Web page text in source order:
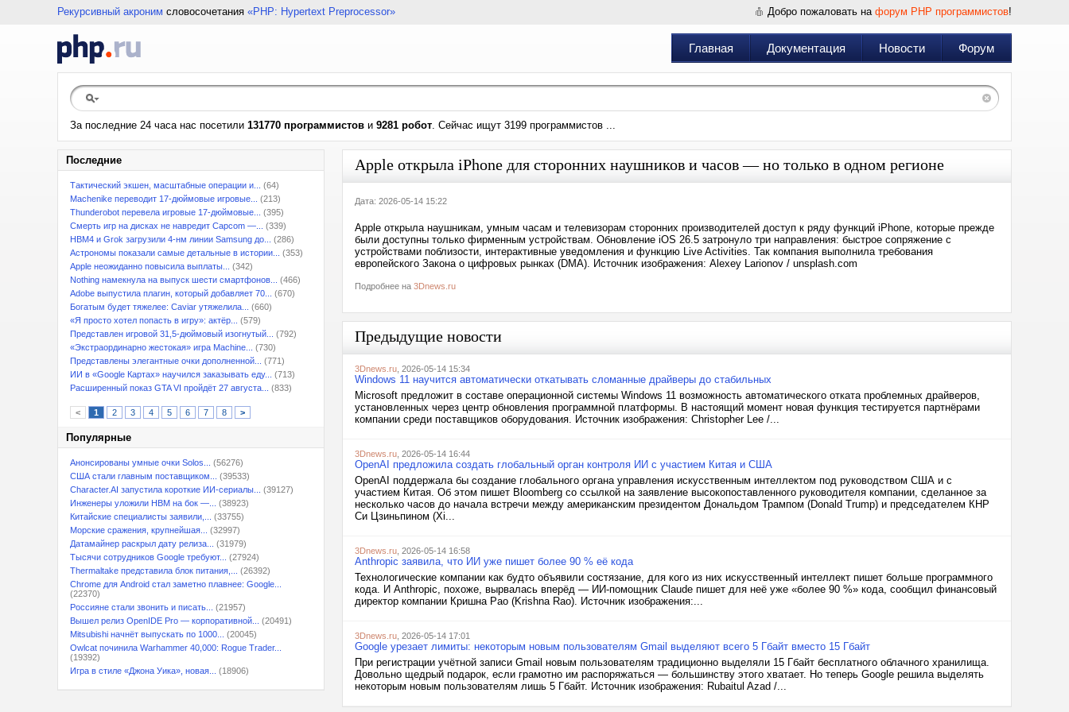
Рекурсивный акроним словосочетания «PHP: Hypertext Preprocessor» Добро пожаловать на форум PHP программистов!
Главная Документация Новости Форум
За последние 24 часа нас посетили 131770 программистов и 9281 робот. Сейчас ищут 3199 программистов ...
Последние
Тактический экшен, масштабные операции и...
(64)
Machenike переводит 17-дюймовые игровые...
(213)
Thunderobot перевела игровые 17-дюймовые...
(395)
Смерть игр на дисках не навредит Capcom —...
(339)
HBM4 и Grok загрузили 4-нм линии Samsung до...
(286)
Астрономы показали самые детальные в истории...
(353)
Apple неожиданно повысила выплаты...
(342)
Nothing намекнула на выпуск шести смартфонов...
(466)
Adobe выпустила плагин, который добавляет 70...
(670)
Богатым будет тяжелее: Caviar утяжелила...
(660)
«Я просто хотел попасть в игру»: актёр...
(579)
Представлен игровой 31,5-дюймовый изогнутый...
(792)
«Экстраординарно жестокая» игра Machine...
(730)
Представлены элегантные очки дополненной...
(771)
ИИ в «Google Картах» научился заказывать еду...
(713)
Расширенный показ GTA VI пройдёт 27 августа...
(833)
< 1 2 3 4 5 6 7 8 >
Популярные
Анонсированы умные очки Solos...
(56276)
США стали главным поставщиком...
(39533)
Character.AI запустила короткие ИИ-сериалы...
(39127)
Инженеры уложили HBM на бок —...
(38923)
Китайские специалисты заявили,...
(33755)
Морские сражения, крупнейшая...
(32997)
Датамайнер раскрыл дату релиза...
(31979)
Тысячи сотрудников Google требуют...
(27924)
Thermaltake представила блок питания,...
(26392)
Chrome для Android стал заметно плавнее: Google...
(22370)
Россияне стали звонить и писать...
(21957)
Вышел релиз OpenIDE Pro — корпоративной...
(20491)
Mitsubishi начнёт выпускать по 1000...
(20045)
Owlcat починила Warhammer 40,000: Rogue Trader...
(19392)
Игра в стиле «Джона Уика», новая...
(18906)
Apple открыла iPhone для сторонних наушников и часов — но только в одном регионе
Дата: 2026-05-14 15:22
Apple открыла наушникам, умным часам и телевизорам сторонних производителей доступ к ряду функций iPhone, которые прежде
были доступны только фирменным устройствам. Обновление iOS 26.5 затронуло три направления: быстрое сопряжение с
устройствами поблизости, интерактивные уведомления и функцию Live Activities. Так компания выполнила требования
европейского Закона о цифровых рынках (DMA). Источник изображения: Alexey Larionov / unsplash.com
Подробнее на 3Dnews.ru
Предыдущие новости
3Dnews.ru , 2026-05-14 15:34
Windows 11 научится автоматически откатывать сломанные драйверы до стабильных
Microsoft предложит в составе операционной системы Windows 11 возможность автоматического отката проблемных драйверов,
установленных через центр обновления программной платформы. В настоящий момент новая функция тестируется партнёрами
компании среди поставщиков оборудования. Источник изображения: Christopher Lee /...
3Dnews.ru , 2026-05-14 16:44
OpenAI предложила создать глобальный орган контроля ИИ с участием Китая и США
OpenAI поддержала бы создание глобального органа управления искусственным интеллектом под руководством США и с
участием Китая. Об этом пишет Bloomberg со ссылкой на заявление высокопоставленного руководителя компании, сделанное за
несколько часов до начала встречи между американским президентом Дональдом Трампом (Donald Trump) и председателем КНР
Си Цзиньпином (Xi...
3Dnews.ru , 2026-05-14 16:58
Anthropic заявила, что ИИ уже пишет более 90 % её кода
Технологические компании как будто объявили состязание, для кого из них искусственный интеллект пишет больше программного
кода. И Anthropic, похоже, вырвалась вперёд — ИИ-помощник Claude пишет для неё уже «более 90 %» кода, сообщил финансовый
директор компании Кришна Рао (Krishna Rao). Источник изображения:...
3Dnews.ru , 2026-05-14 17:01
Google урезает лимиты: некоторым новым пользователям Gmail выделяют всего 5 Гбайт вместо 15 Гбайт
При регистрации учётной записи Gmail новым пользователям традиционно выделяли 15 Гбайт бесплатного облачного хранилища.
Довольно щедрый подарок, если грамотно им распоряжаться — большинству этого хватает. Но теперь Google решила выделять
некоторым новым пользователям лишь 5 Гбайт. Источник изображения: Rubaitul Azad /...